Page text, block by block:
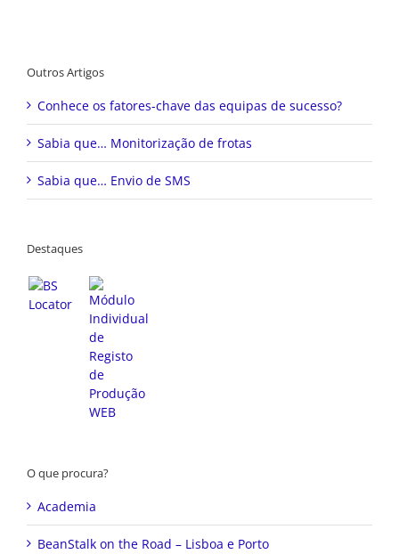
BeanStalk on the Road – Lisboa e Porto